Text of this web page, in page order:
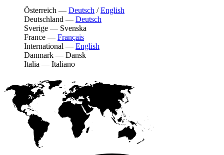
Österreich — Deutsch /English
Deutschland — Deutsch
Sverige — Svenska
France — Français
International — English
Danmark — Dansk
Italia — Italiano